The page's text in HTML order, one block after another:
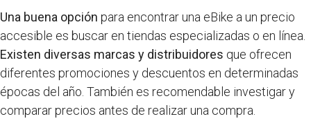
Una buena opción para encontrar una eBike a un precio
accesible es buscar en tiendas especializadas o en línea.
Existen diversas marcas y distribuidores que ofrecen
diferentes promociones y descuentos en determinadas
épocas del año. También es recomendable investigar y
comparar precios antes de realizar una compra.